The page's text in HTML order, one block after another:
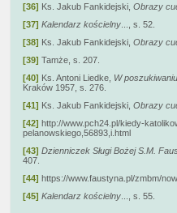
[36] Ks. Jakub Fankidejski, Obrazy
[37] Kalendarz kościelny ..., s. 52.
[38] Ks. Jakub Fankidejski, Obrazy
[39] Tamże, s. 207.
[40] Ks. Antoni Liedke, W
Kraków 1957, s. 276.
[41] Ks. Jakub Fankidejski, Obrazy
[42] http://www.pch24.pl/kiedy-
pelanowskiego,56893,i.html
[43] Dzienniczek Sługi Bożej S.M.
407.
[44] https://www.faustyna.pl/zmbm/
[45] Kalendarz kościelny ..., s. 55.